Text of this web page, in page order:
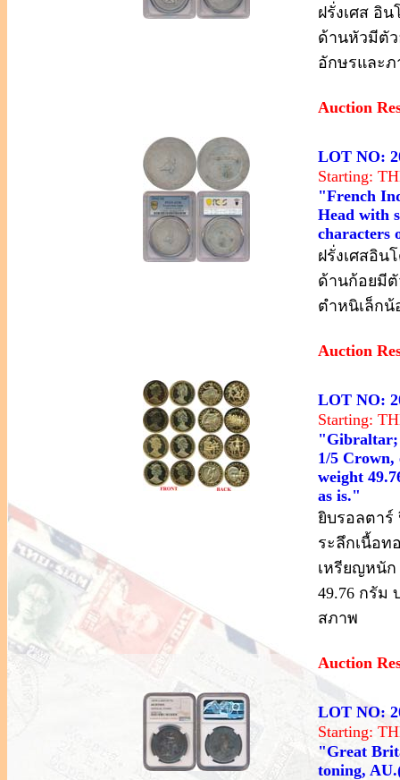
ฝรั่งเศส อิ
ด้านหัวมีตัว
อักษรและภ
Auction
LOT NO:
Starting:
"French
Head with
characters
ฝรั่งเศสอิน
ด้านก้อยมี
ตำหนิเล็กน้
Auction
LOT NO:
Starting:
"Gibraltar;
1/5 Crown,
weight
as is."
ยิบรอลตาร์
ระลึกเนื้อท
เหรียญหนัก
49.76 กรัม
สภาพ
Auction
LOT NO:
Starting:
"Great
toning,